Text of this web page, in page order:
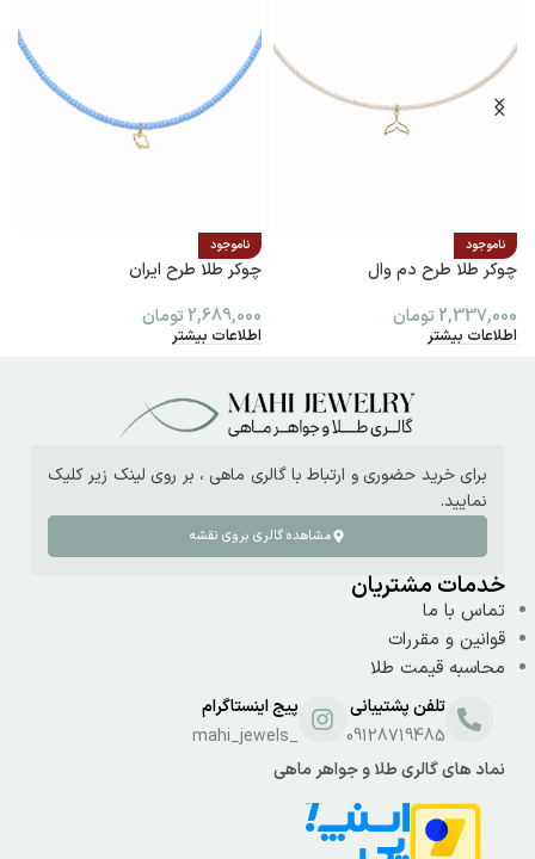
ناموجود
چوکر طلا طرح دم وال
2,337,000 تومان
اطلاعات بیشتر
ناموجود
چوکر طلا طرح ایران
2,689,000 تومان
اطلاعات بیشتر
برای خرید حضوری و ارتباط با گالری ماهی ، بر روی لینک زیر کلیک
نمایید.
مشاهده گالری بروی نقشه
خدمات مشتریان
تماس با ما
قوانین و مقررات
محاسبه قیمت طلا
تلفن پشتیبانی
09128719485
پیج اینستاگرام
_mahi_jewels
نماد های گالری طلا و جواهر ماهی